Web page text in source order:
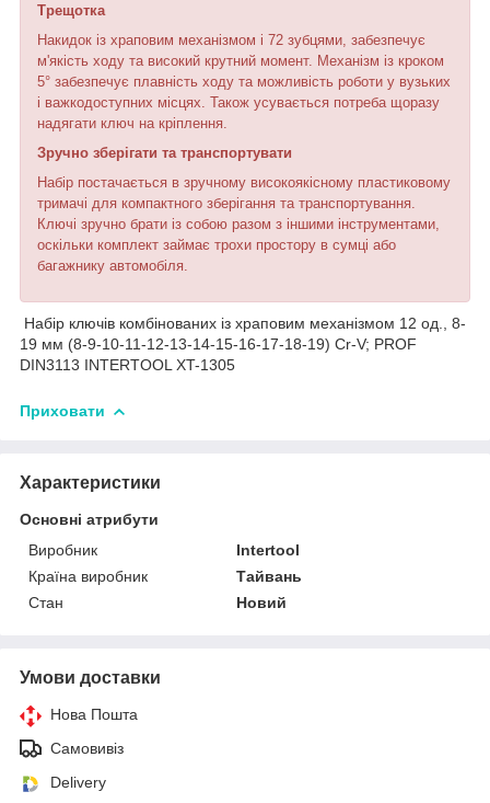
Трещотка
Накидок із храповим механізмом і 72 зубцями, забезпечує
м'якість ходу та високий крутний момент. Механізм із кроком
5° забезпечує плавність ходу та можливість роботи у вузьких
і важкодоступних місцях. Також усувається потреба щоразу
надягати ключ на кріплення.
Зручно зберігати та транспортувати
Набір постачається в зручному високоякісному пластиковому
тримачі для компактного зберігання та транспортування.
Ключі зручно брати із собою разом з іншими інструментами,
оскільки комплект займає трохи простору в сумці або
багажнику автомобіля.
Набір ключів комбінованих із храповим механізмом 12 од., 8-
19 мм (8-9-10-11-12-13-14-15-16-17-18-19) Cr-V; PROF
DIN3113 INTERTOOL XT-1305
Приховати
Характеристики
Основні атрибути
Виробник
Intertool
Країна виробник
Тайвань
Стан
Новий
Умови доставки
Нова Пошта
Самовивіз
Delivery